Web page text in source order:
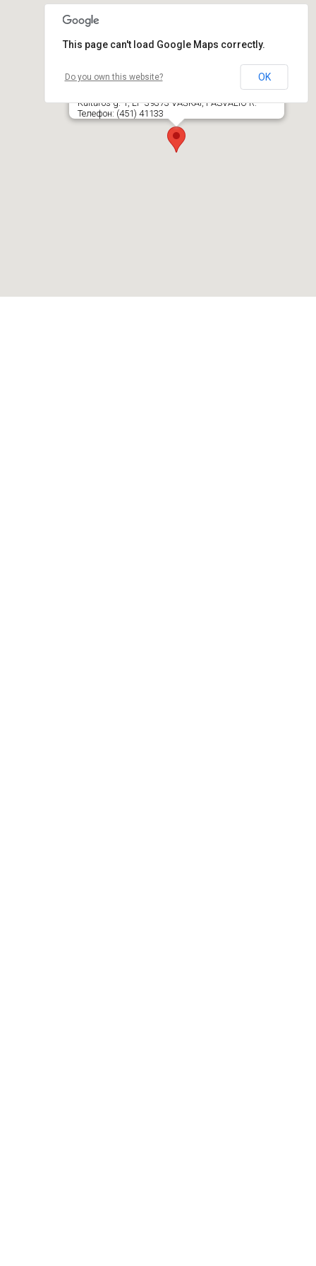
Pasvalio r. savivaldybės administracija, Vaškų
Kultūros g. 1, LT- 39373 VAŠKAI, PASVALIO R.
Телефон: (451) 41133
This page can't load Google Maps correctly.
Do you own this website? OK